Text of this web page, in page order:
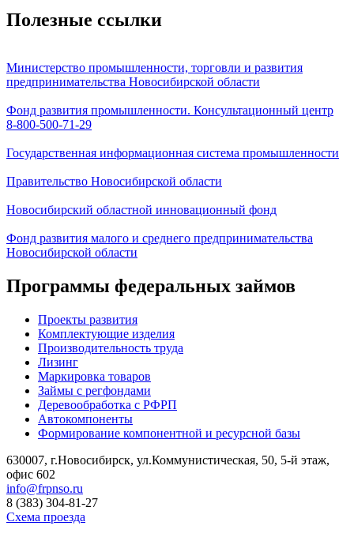
Полезные ссылки
Министерство промышленности, торговли и развития
предпринимательства Новосибирской области
Фонд развития промышленности. Консультационный центр
8-800-500-71-29
Государственная информационная система промышленности
Правительство Новосибирской области
Новосибирский областной инновационный фонд
Фонд развития малого и среднего предпринимательства
Новосибирской области
Программы федеральных займов
Проекты развития
Комплектующие изделия
Производительность труда
Лизинг
Маркировка товаров
Займы с регфондами
Деревообработка с РФРП
Автокомпоненты
Формирование компонентной и ресурсной базы
630007, г.Новосибирск, ул.Коммунистическая, 50, 5-й этаж,
офис 602
info@frpnso.ru
8 (383) 304-81-27
Схема проезда